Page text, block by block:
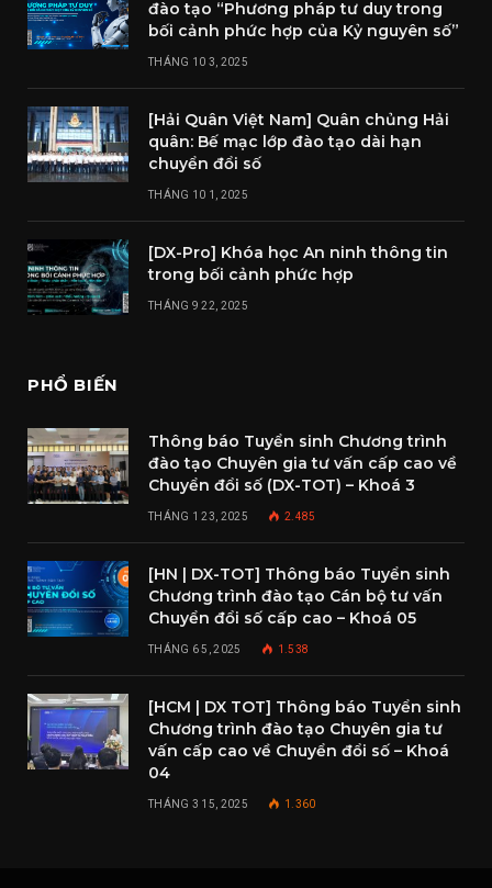
đào tạo “Phương pháp tư duy trong
bối cảnh phức hợp của Kỷ nguyên số”
THÁNG 10 3, 2025
[Hải Quân Việt Nam] Quân chủng Hải
quân: Bế mạc lớp đào tạo dài hạn
chuyển đổi số
THÁNG 10 1, 2025
[DX-Pro] Khóa học An ninh thông tin
trong bối cảnh phức hợp
THÁNG 9 22, 2025
PHỔ BIẾN
Thông báo Tuyển sinh Chương trình
đào tạo Chuyên gia tư vấn cấp cao về
Chuyển đổi số (DX-TOT) – Khoá 3
THÁNG 1 23, 2025 2.485
[HN | DX-TOT] Thông báo Tuyển sinh
Chương trình đào tạo Cán bộ tư vấn
Chuyển đổi số cấp cao – Khoá 05
THÁNG 6 5, 2025 1.538
[HCM | DX TOT] Thông báo Tuyển sinh
Chương trình đào tạo Chuyên gia tư
vấn cấp cao về Chuyển đổi số – Khoá
04
THÁNG 3 15, 2025 1.360